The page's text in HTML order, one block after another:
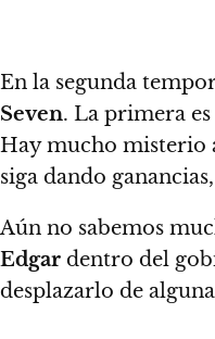
En la segunda
Seven. La primera
Hay mucho misterio
siga dando
Aún no sabemos
Edgar dentro del
desplazarlo de